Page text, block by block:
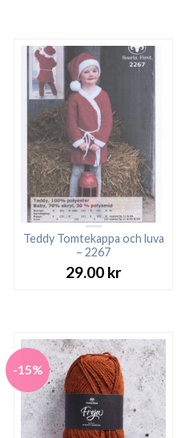
Teddy Tomtekappa och luva
– 2267
29.00 kr
-15%